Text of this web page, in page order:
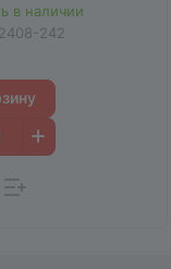
в наличии
242